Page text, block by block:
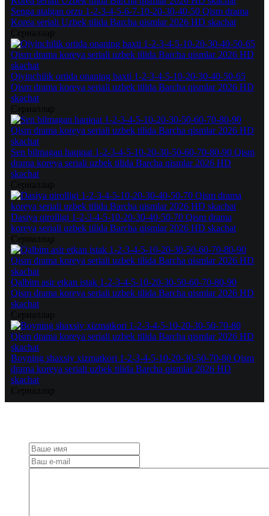
Senga atalgan orzu 1-2-3-4-5-6-7-10-20-30-40-50 Qism drama
Korea seriali Uzbek tilida Barcha qismlar 2026 HD skachat
Qiyinchilik ortida onaning baxti 1-2-3-4-5-10-20-30-40-50-65
Qism drama koreya seriali uzbek tilida Barcha qismlar 2026 HD
skachat
Sen bilmagan haqiqat 1-2-3-4-5-10-20-30-50-60-70-80-90 Qism
drama koreya seriali uzbek tilida Barcha qismlar 2026 HD
skachat
Dasiya qirolligi 1-2-3-4-5-10-20-30-40-50-70 Qism drama
koreya seriali uzbek tilida Barcha qismlar 2026 HD skachat
Qalbim asir etkan istak 1-2-3-4-5-10-20-30-50-60-70-80-90
Qism drama koreya seriali uzbek tilida Barcha qismlar 2026 HD
skachat
Boyning shaxsiy xizmatkori 1-2-3-4-5-10-20-30-50-70-80 Qism
drama koreya seriali uzbek tilida Barcha qismlar 2026 HD
skachat